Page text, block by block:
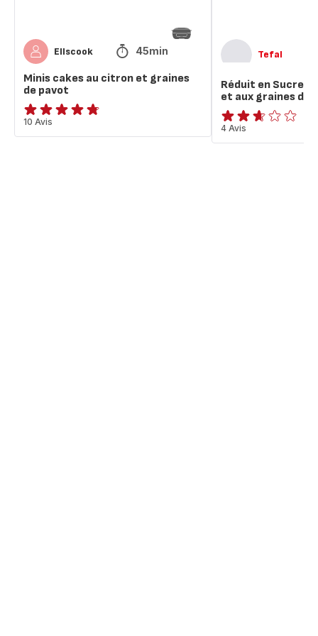
Ellscook 45min
Minis cakes au citron et graines
de pavot
ratings.4.7
10 Avis
Tefal
Réduit en Sucre*:
et aux graines de
ratings.2.6
4 Avis
pavot